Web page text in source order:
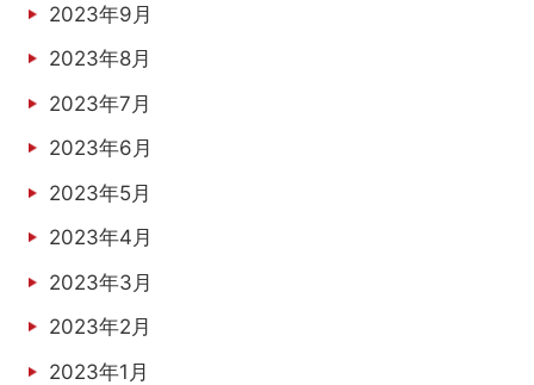
2023年9月
2023年8月
2023年7月
2023年6月
2023年5月
2023年4月
2023年3月
2023年2月
2023年1月